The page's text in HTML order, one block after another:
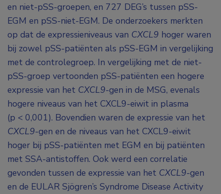
en niet-pSS-groepen, en 727 DEG’s tussen pSS-
EGM en pSS-niet-EGM. De onderzoekers merkten
op dat de expressieniveaus van CXCL9 hoger waren
bij zowel pSS-patiënten als pSS-EGM in vergelijking
met de controlegroep. In vergelijking met de niet-
pSS-groep vertoonden pSS-patiënten een hogere
expressie van het CXCL9-gen in de MSG, evenals
hogere niveaus van het CXCL9-eiwit in plasma
(p < 0,001). Bovendien waren de expressie van het
CXCL9-gen en de niveaus van het CXCL9-eiwit
hoger bij pSS-patiënten met EGM en bij patiënten
met SSA-antistoffen. Ook werd een correlatie
gevonden tussen de expressie van het CXCL9-gen
en de EULAR Sjögren’s Syndrome Disease Activity